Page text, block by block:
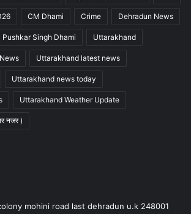
CM Dhami Crime Dehradun News
Pushkar Singh Dhami Uttarakhand
Uttarakhand latest news
Uttarakhand news today
Uttarakhand Weather Update
नजर )
mohini road last dehradun u.k 248001